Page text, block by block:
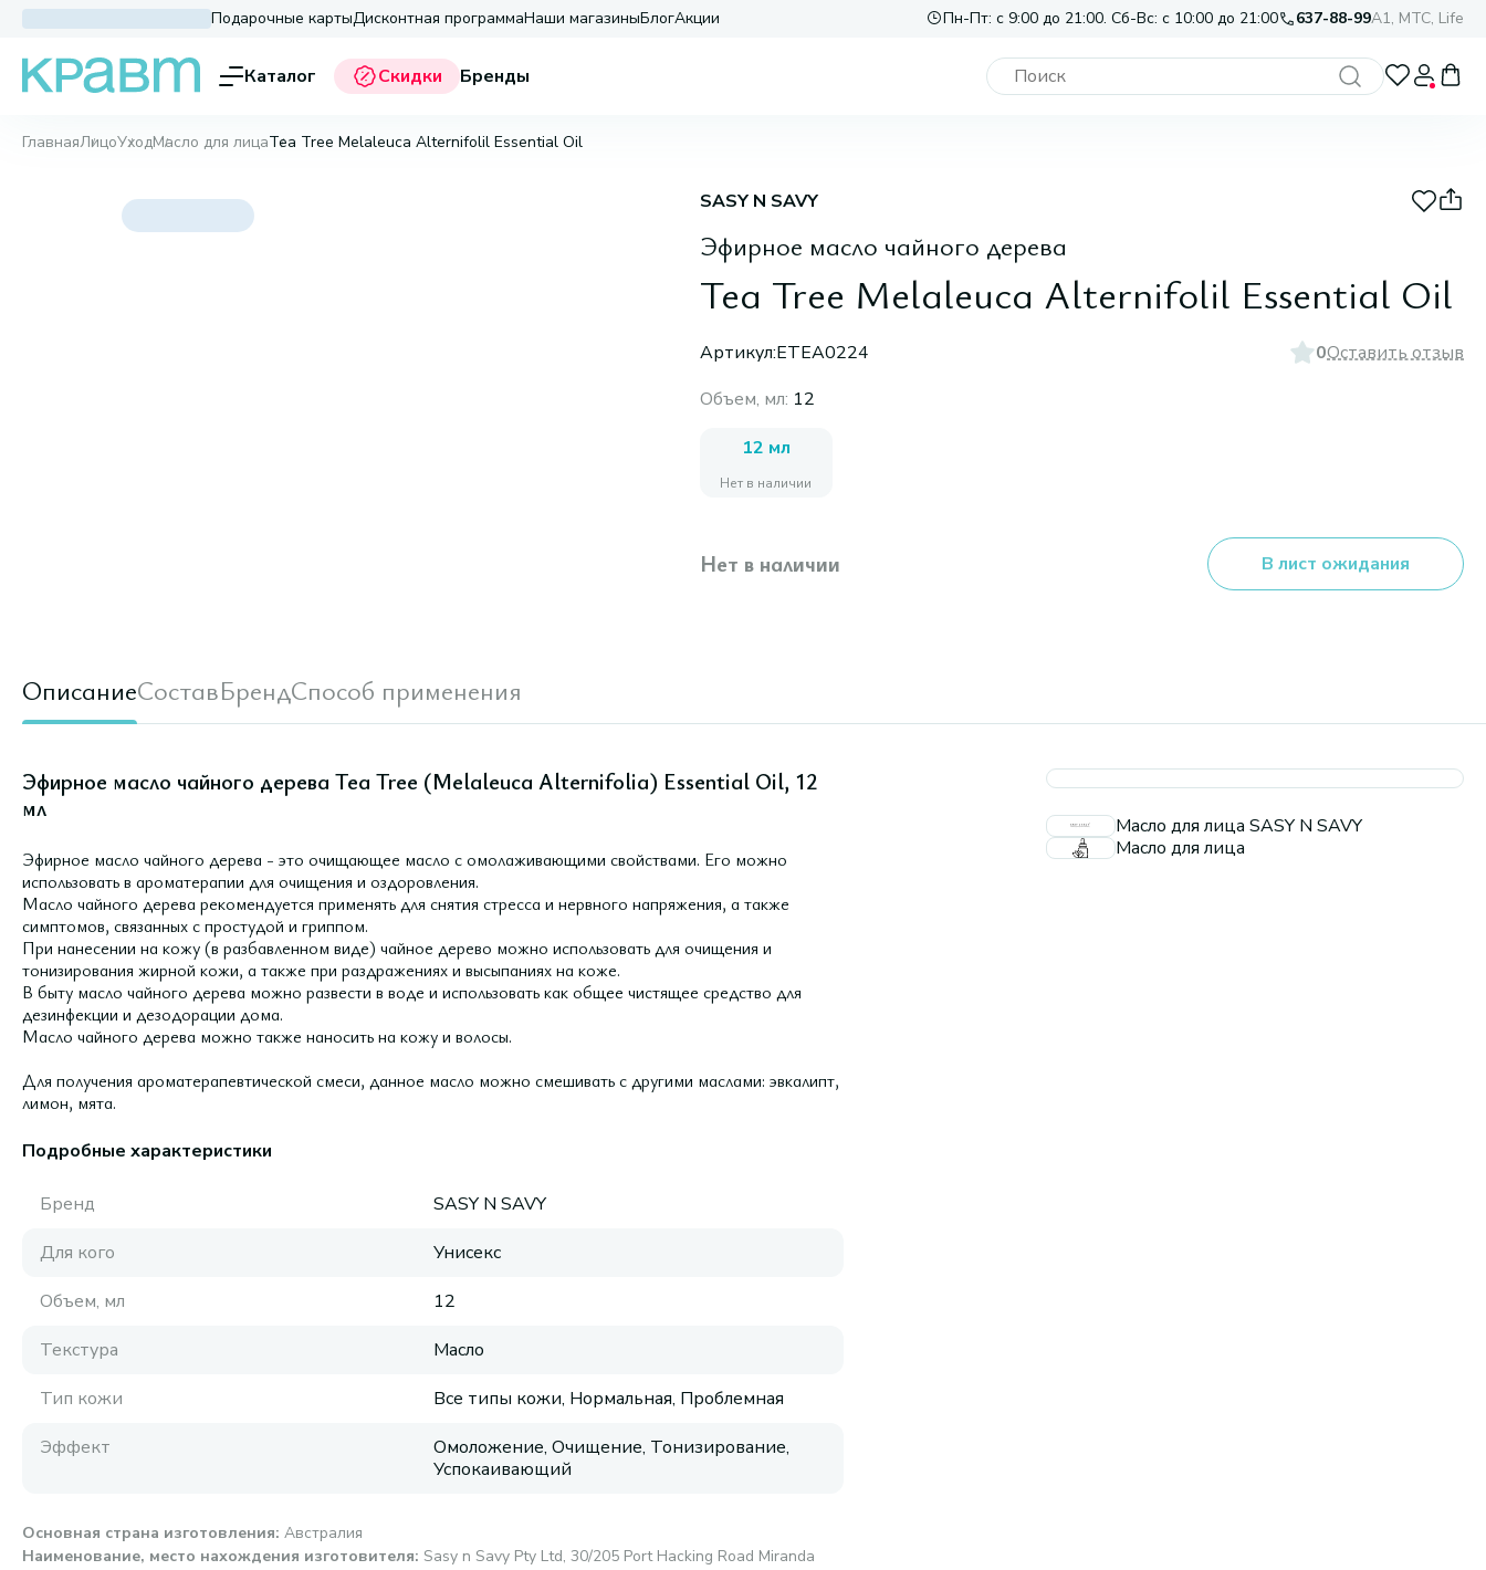
Подарочные картыДисконтная программаНаши магазиныБлогАкции Пн-Пт: с 9:00 до 21:00. Сб-Вс: с 10:00 до 21:00 637-88-99A1, МТС, Life
Каталог Скидки Бренды
ГлавнаяЛицоУходМасло для лицаTea Tree Melaleuca Alternifolil Essential Oil
SASY N SAVY
Эфирное масло чайного дерева
Tea Tree Melaleuca Alternifolil Essential Oil
Артикул:ETEA0224 0Оставить отзыв
Объем, мл: 12
12 мл
Нет в наличии
Нет в наличии В лист ожидания
ОписаниеСоставБрендСпособ применения
Эфирное масло чайного дерева Tea Tree (Melaleuca Alternifolia) Essential Oil, 12
мл
Эфирное масло чайного дерева - это очищающее масло с омолаживающими свойствами. Его можно
использовать в ароматерапии для очищения и оздоровления.
Масло чайного дерева рекомендуется применять для снятия стресса и нервного напряжения, а также
симптомов, связанных с простудой и гриппом.
При нанесении на кожу (в разбавленном виде) чайное дерево можно использовать для очищения и
тонизирования жирной кожи, а также при раздражениях и высыпаниях на коже.
В быту масло чайного дерева можно развести в воде и использовать как общее чистящее средство для
дезинфекции и дезодорации дома.
Масло чайного дерева можно также наносить на кожу и волосы.
Для получения ароматерапевтической смеси, данное масло можно смешивать с другими маслами: эвкалипт,
лимон, мята.
Подробные характеристики
Бренд
SASY N SAVY
Для кого
Унисекс
Объем, мл
12
Текстура
Масло
Тип кожи
Все типы кожи, Нормальная, Проблемная
Эффект
Омоложение, Очищение, Тонизирование,
Успокаивающий
Основная страна изготовления: Австралия
Наименование, место нахождения изготовителя: Sasy n Savy Pty Ltd, 30/205 Port Hacking Road Miranda
Масло для лица SASY N SAVY
Масло для лица